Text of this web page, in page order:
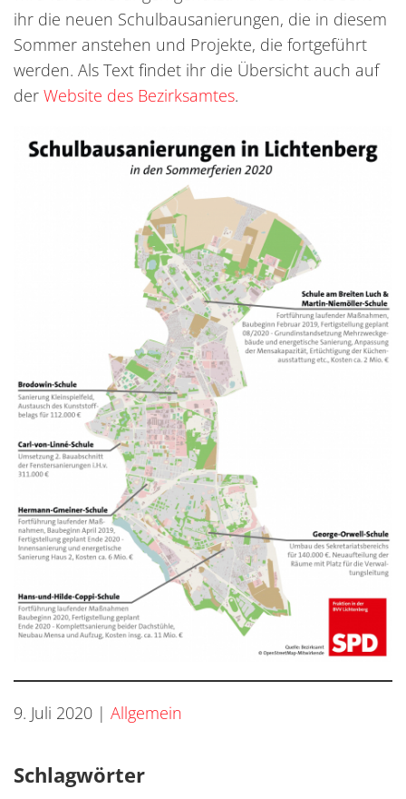
ihr die neuen Schulbausanierungen, die in diesem
Sommer anstehen und Projekte, die fortgeführt
werden. Als Text findet ihr die Übersicht auch auf
der Website des Bezirksamtes.
9. Juli 2020 | Allgemein
Schlagwörter